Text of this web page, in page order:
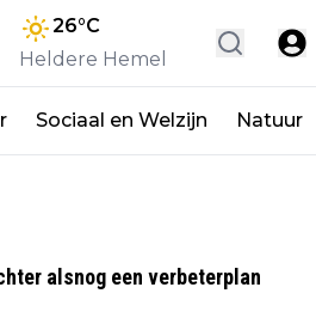
26°C
Heldere Hemel
Sociaal en Welzijn Natuur
alsnog een verbeterplan